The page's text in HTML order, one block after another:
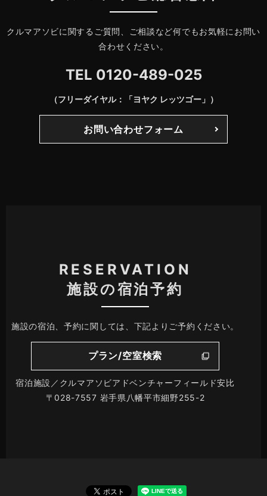
クルマアソビに関するご質問、ご相談など何でもお気軽にお問い
合わせください。
TEL 0120-489-025
（フリーダイヤル：「ヨヤク レッツゴー」）
お問い合わせフォーム
RESERVATION
施設の宿泊予約
施設の宿泊、予約に関しては、下記よりご予約ください。
プラン/空室検索
宿泊施設／クルマアソビアドベンチャーフィールド安比
〒028-7557 岩手県八幡平市細野255-2